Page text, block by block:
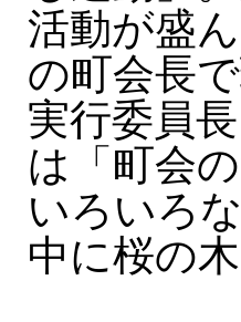
活動が盛
の町会長
実行委員
は「町会
いろいろ
中に桜の